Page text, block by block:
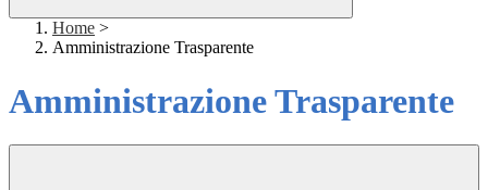
Home >
Amministrazione Trasparente
Amministrazione Trasparente